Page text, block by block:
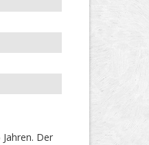
Der